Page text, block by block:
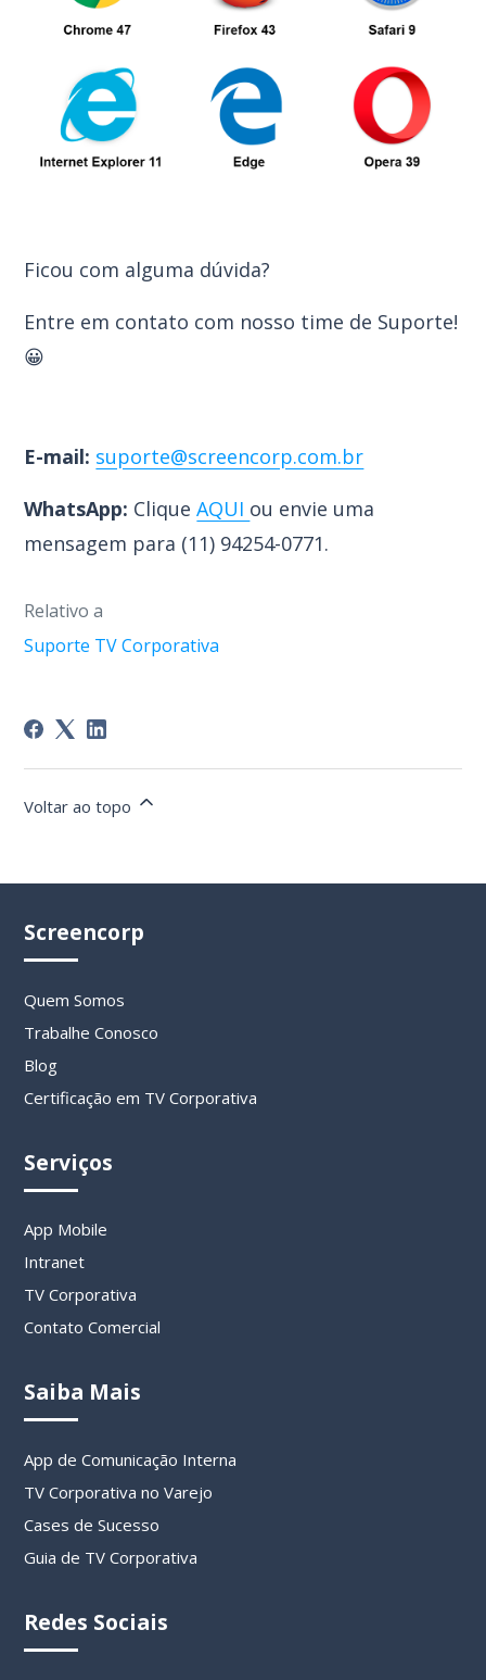
Ficou com alguma dúvida?
Entre em contato com nosso time de Suporte!
😀
E-mail: suporte@screencorp.com.br
WhatsApp: CliqueAQUI ou envie uma
mensagem para (11) 94254-0771.
Relativo a
Suporte TV Corporativa
Voltar ao topo
Screencorp
Quem Somos
Trabalhe Conosco
Blog
Certificação em TV Corporativa
Serviços
App Mobile
Intranet
TV Corporativa
Contato Comercial
Saiba Mais
App de Comunicação Interna
TV Corporativa no Varejo
Cases de Sucesso
Guia de TV Corporativa
Redes Sociais